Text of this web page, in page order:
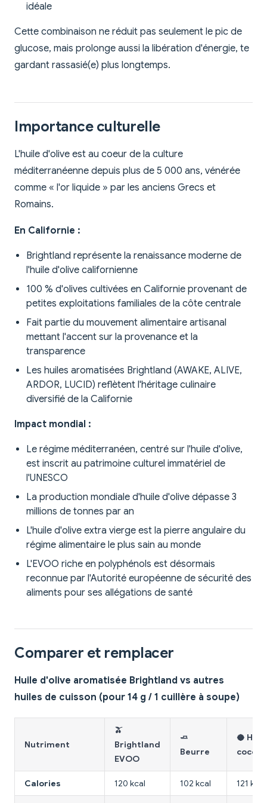
idéale
Cette combinaison ne réduit pas seulement le pic de
glucose, mais prolonge aussi la libération d'énergie, te
gardant rassasié(e) plus longtemps.
Importance culturelle
L'huile d'olive est au coeur de la culture
méditerranéenne depuis plus de 5 000 ans, vénérée
comme « l'or liquide » par les anciens Grecs et
Romains.
En Californie :
Brightland représente la renaissance moderne de
l'huile d'olive californienne
100 % d'olives cultivées en Californie provenant de
petites exploitations familiales de la côte centrale
Fait partie du mouvement alimentaire artisanal
mettant l'accent sur la provenance et la
transparence
Les huiles aromatisées Brightland (AWAKE, ALIVE,
ARDOR, LUCID) reflètent l'héritage culinaire
diversifié de la Californie
Impact mondial :
Le régime méditerranéen, centré sur l'huile d'olive,
est inscrit au patrimoine culturel immatériel de
l'UNESCO
La production mondiale d'huile d'olive dépasse 3
millions de tonnes par an
L'huile d'olive extra vierge est la pierre angulaire du
régime alimentaire le plus sain au monde
L'EVOO riche en polyphénols est désormais
reconnue par l'Autorité européenne de sécurité des
aliments pour ses allégations de santé
Comparer et remplacer
Huile d'olive aromatisée Brightland vs autres
huiles de cuisson (pour 14 g / 1 cuillère à soupe)
Nutriment
🫒
Brightland
EVOO
🧈
Beurre
🥥
coco
Calories 120 kcal 102 kcal 121 kcal